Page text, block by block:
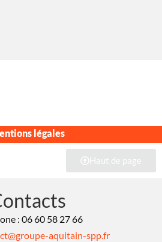
légales
Haut de page
: 06 60 58 27 66
aquitain-spp.fr
wplink